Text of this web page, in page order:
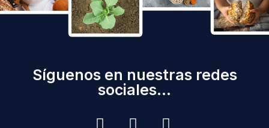
Síguenos en nuestras redes
sociales...